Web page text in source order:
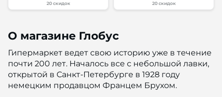
20 скидок 20 скидок
О магазине Глобус
Гипермаркет ведет свою историю уже в течение
почти 200 лет. Началось все с небольшой лавки,
открытой в Санкт-Петербурге в 1928 году
немецким продавцом Францем Брухом.